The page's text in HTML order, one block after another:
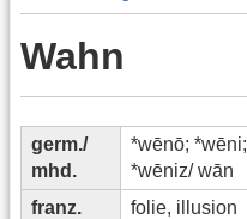
Wahn
germ./
mhd.
*wēnō; *wēni;
*wēniz/ wān
franz. folie, illusion